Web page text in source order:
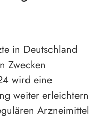
in Deutschland
Zwecken
wird eine
weiter erleichtern
Arzneimittel